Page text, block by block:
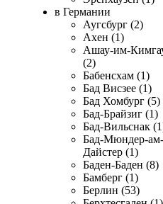
в Германии
Аугсбург (2)
Ахен (1)
Ашау-им-
(2)
Бабенсхам (1)
Бад Висзее (1)
Бад Хомбург (5)
Бад-Брайзиг (1)
Бад-Вильснак
Бад-Мюндер-ам-
Дайстер (1)
Баден-Баден (8)
Бамберг (1)
Берлин (53)